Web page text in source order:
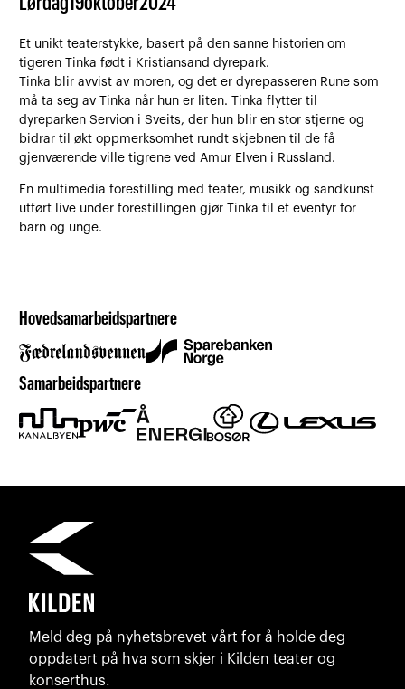
Et unikt teaterstykke, basert på den sanne historien om
tigeren Tinka født i Kristiansand dyrepark.
Tinka blir avvist av moren, og det er dyrepasseren Rune som
må ta seg av Tinka når hun er liten. Tinka flytter til
dyreparken Servion i Sveits, der hun blir en stor stjerne og
bidrar til økt oppmerksomhet rundt skjebnen til de få
gjenværende ville tigrene ved Amur Elven i Russland.
En multimedia forestilling med teater, musikk og sandkunst
utført live under forestillingen gjør Tinka til et eventyr for
barn og unge.
Hovedsamarbeidspartnere
Samarbeidspartnere
Meld deg på nyhetsbrevet vårt for å holde deg
oppdatert på hva som skjer i Kilden teater og
konserthus.